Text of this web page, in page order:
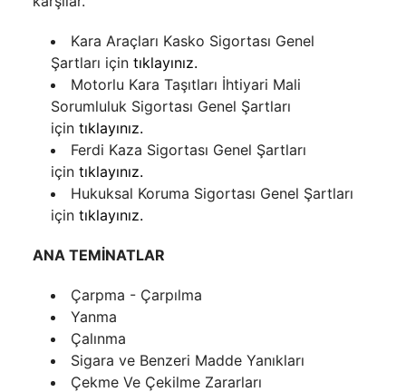
Kara Araçları Kasko Sigortası Genel
Şartları için tıklayınız.
Motorlu Kara Taşıtları İhtiyari Mali
Sorumluluk Sigortası Genel Şartları
için tıklayınız.
Ferdi Kaza Sigortası Genel Şartları
için tıklayınız.
Hukuksal Koruma Sigortası Genel Şartları
için tıklayınız.
ANA TEMİNATLAR
Çarpma - Çarpılma
Yanma
Çalınma
Sigara ve Benzeri Madde Yanıkları
Çekme Ve Çekilme Zararları